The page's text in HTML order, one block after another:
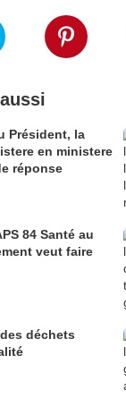
Président, la
en ministere
réponse
84 Santé au
veut faire
déchets